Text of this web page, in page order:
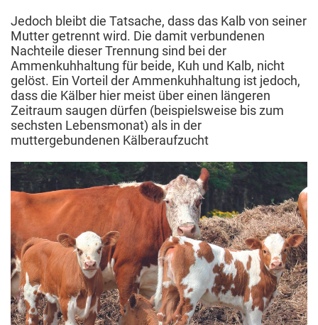
Jedoch bleibt die Tatsache, dass das Kalb von seiner
Mutter getrennt wird. Die damit verbundenen
Nachteile dieser Trennung sind bei der
Ammenkuhhaltung für beide, Kuh und Kalb, nicht
gelöst. Ein Vorteil der Ammenkuhhaltung ist jedoch,
dass die Kälber hier meist über einen längeren
Zeitraum saugen dürfen (beispielsweise bis zum
sechsten Lebensmonat) als in der
muttergebundenen Kälberaufzucht